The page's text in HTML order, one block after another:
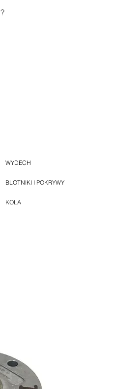
WYDECH
BLOTNIKI I POKRYWY
KOLA